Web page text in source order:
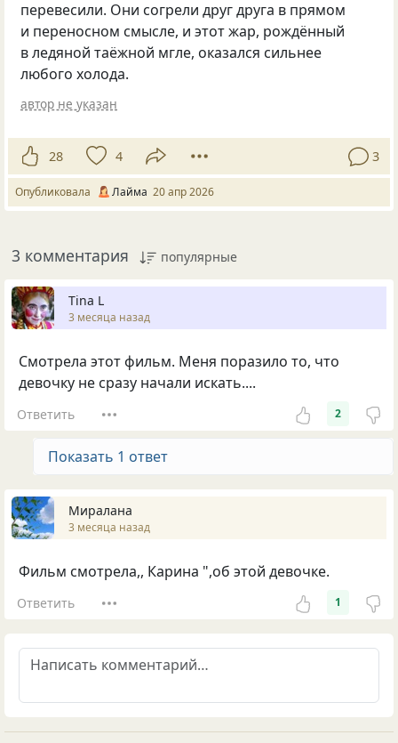
перевесили. Они согрели друг друга в прямом
и переносном смысле, и этот жар, рождённый
в ледяной таёжной мгле, оказался сильнее
любого холода.
автор не указан
28 4 3
Опубликовала Лайма 20 апр 2026
3 комментария популярные
Tina L
3 месяца назад
Смотрела этот фильм. Меня поразило то, что
девочку не сразу начали искать....
Ответить 2
Показать 1 ответ
Миралана
3 месяца назад
Фильм смотрела,, Карина ",об этой девочке.
Ответить 1